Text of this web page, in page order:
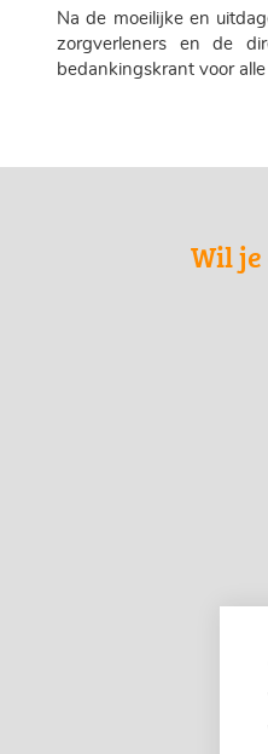
Na de moeilijke en
zorgverleners en de
bedankingskrant voor
Wil